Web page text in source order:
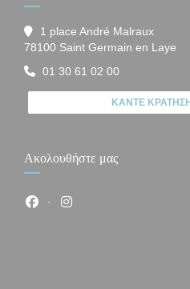
1 place André Malraux
78100 Saint Germain en Laye
01 30 61 02 00
ΚΆΝΤΕ
Ακολουθήστε μας
Facebook ((ανοίγει σε νέο
Instagram ((ανοίγει